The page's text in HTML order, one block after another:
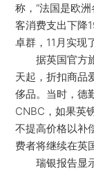
称，“法国是欧
客消费支出下降
卓群，11月实现
据英国官方旅
天起，折扣商品
侈品。当时，德
CNBC，如果英
不提高价格以补
费者将继续在英
瑞银报告显示